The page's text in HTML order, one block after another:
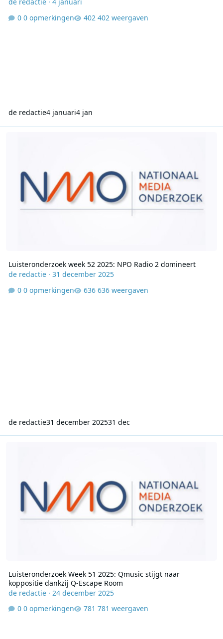
de redactie· 4 januari
0 opmerkingen
402 weergaven
de redactie4 januari4 jan
Luisteronderzoek week 52 2025: NPO Radio 2 domineert
de redactie· 31 december 2025
0 opmerkingen
636 weergaven
de redactie31 december 202531 dec
Luisteronderzoek Week 51 2025: Qmusic stijgt naar
koppositie dankzij Q-Escape Room
de redactie· 24 december 2025
0 opmerkingen
781 weergaven